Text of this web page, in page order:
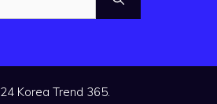
Korea Trend 365.